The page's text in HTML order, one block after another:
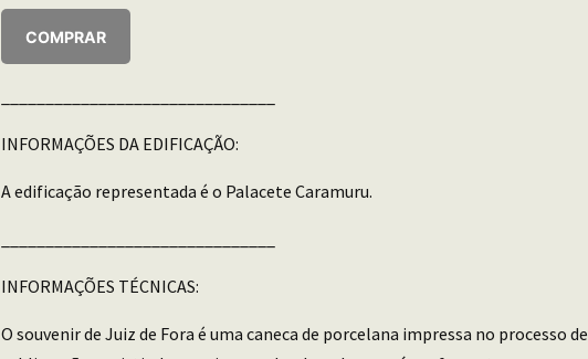
COMPRAR
INFORMAÇÕES DA EDIFICAÇÃO:
A edificação representada é o Palacete Caramuru.
INFORMAÇÕES TÉCNICAS:
O souvenir de Juiz de Fora é uma caneca de porcelana impressa no processo de